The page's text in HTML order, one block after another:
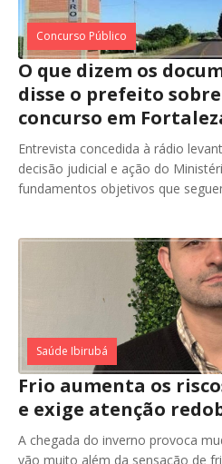
Concurso Público
O que dizem os
disse o prefeito
concurso em
Entrevista concedida à rádio
decisão judicial e ação do
fundamentos objetivos que
Saúde Ibirubá
Frio aumenta os
e exige atenção
A chegada do inverno provoca
vão muito além da sensação de